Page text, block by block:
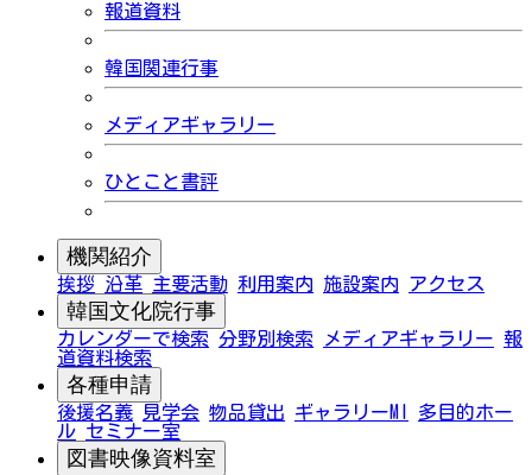
報道資料
韓国関連行事
メディアギャラリー
ひとこと書評
機関紹介
挨拶 沿革 主要活動 利用案内 施設案内 アクセス
韓国文化院行事
カレンダーで検索 分野別検索 メディアギャラリー 報
道資料検索
各種申請
後援名義 見学会 物品貸出 ギャラリーMI
多目的ホー
ル セミナー室
図書映像資料室